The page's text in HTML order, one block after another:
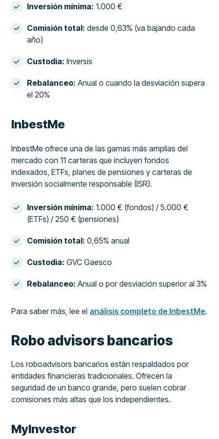
Inversión mínima: 1.000 €
Comisión total: desde 0,63% (va bajando cada
año)
Custodia: Inversis
Rebalanceo: Anual o cuando la desviación supera
el 20%
InbestMe
InbestMe ofrece una de las gamas más amplias del
mercado con 11 carteras que incluyen fondos
indexados, ETFs, planes de pensiones y carteras de
inversión socialmente responsable (ISR).
Inversión mínima: 1.000 € (fondos) / 5.000 €
(ETFs) / 250 € (pensiones)
Comisión total: 0,65% anual
Custodia: GVC Gaesco
Rebalanceo: Anual o por desviación superior al 3%
Para saber más, lee el análisis completo de InbestMe.
Robo advisors bancarios
Los roboadvisors bancarios están respaldados por
entidades financieras tradicionales. Ofrecen la
seguridad de un banco grande, pero suelen cobrar
comisiones más altas que los independientes.
MyInvestor